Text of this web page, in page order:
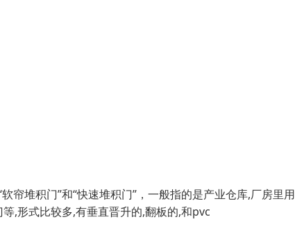
堆积门”和“快速堆积门”，一般指的是产业仓库,厂房里
,形式比较多,有垂直晋升的,翻板的,和pvc